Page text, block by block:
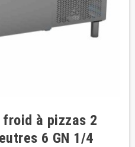
froid à pizzas 2
6 GN 1/4